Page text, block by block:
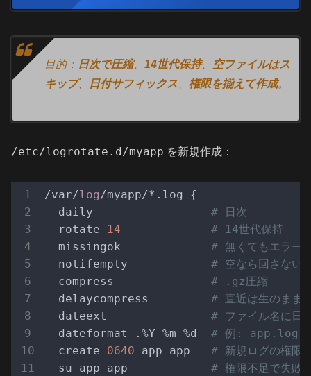
目的： 日次で圧縮、 14世代保持、
空ファイルはス
キップ、 日付サフィックス 権限を揃えて作成。
/etc/logrotate.d/myapp を新規作成：
/var/log/myapp/*.log {
  daily
# 日次
  rotate
14
# 14世代保持
  missingok
# 無くてもエラー
  notifempty
# 空なら回さない
  compress
# .gz圧縮
  delaycompress
# 直近は生のまま
  dateext
# ファイル名に日
  dateformat .%Y-%m-%d
# 例:
  create
0640 app app # 新規ログの権限/
  su app app
# 権限不足で失敗